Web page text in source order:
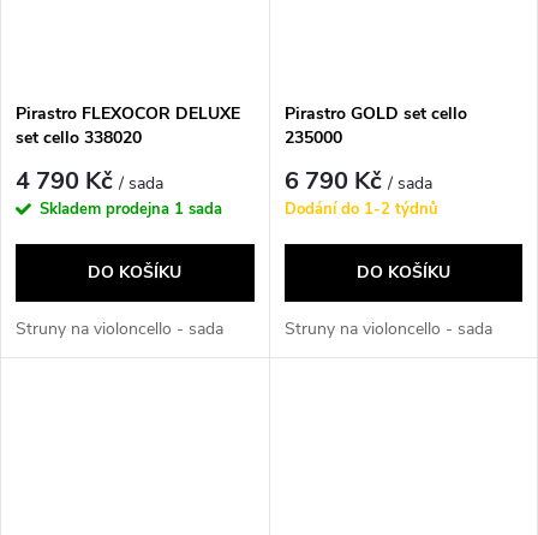
Pirastro FLEXOCOR DELUXE
set cello 338020
4 790 Kč/ sada
Skladem prodejna 1 sada
DO KOŠÍKU
Struny na violoncello - sada
Pirastro GOLD set cello
235000
6 790 Kč/ sada
Dodání do 1-2 týdnů
DO KOŠÍKU
Struny na violoncello - sada